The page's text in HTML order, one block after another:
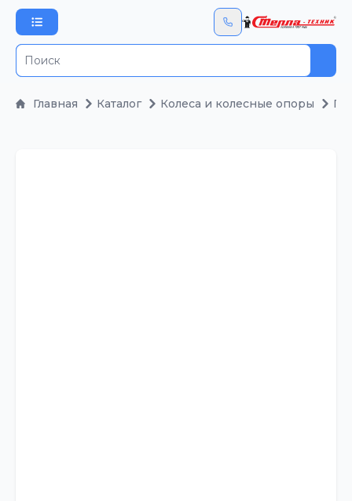
Главная Каталог Колеса и колесные опоры По